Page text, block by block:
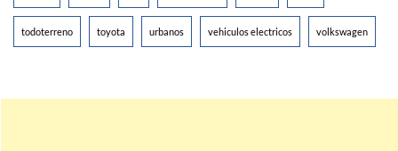
todoterreno toyota urbanos vehiculos electricos volkswagen